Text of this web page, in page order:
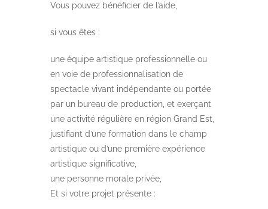
Vous pouvez bénéficier de l’aide,
si vous êtes :
une équipe artistique professionnelle ou
en voie de professionnalisation de
spectacle vivant indépendante ou portée
par un bureau de production, et exerçant
une activité régulière en région Grand Est,
justifiant d’une formation dans le champ
artistique ou d’une première expérience
artistique significative,
une personne morale privée,
Et si votre projet présente :